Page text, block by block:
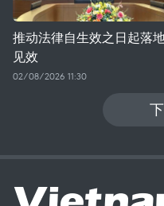
推动法律自生效之日起落
见效
02/08/2026 11:30